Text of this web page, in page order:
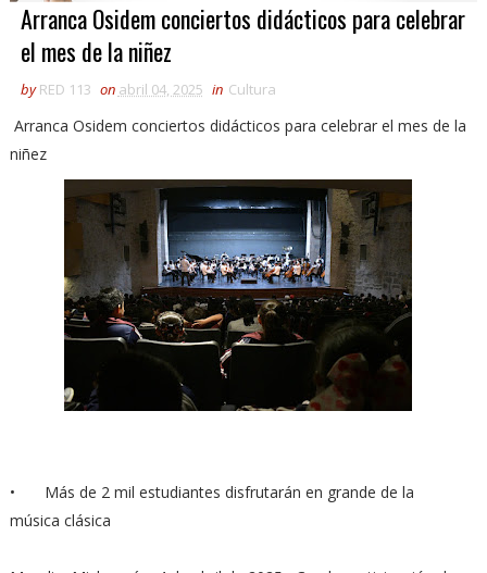
Arranca Osidem conciertos didácticos para celebrar
el mes de la niñez
by RED 113 on abril 04, 2025 in Cultura
Arranca Osidem conciertos didácticos para celebrar el mes de la
niñez
•
Más de 2 mil estudiantes disfrutarán en grande de la
música clásica